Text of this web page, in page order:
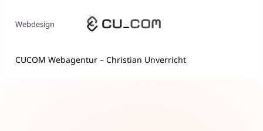
Webdesign
CUCOM Webagentur – Christian Unverricht